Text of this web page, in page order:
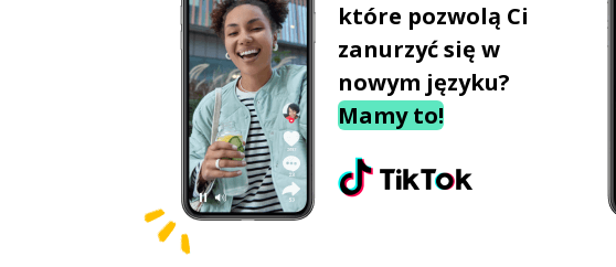
które pozwolą Ci
zanurzyć się w
nowym języku?
Mamy to!